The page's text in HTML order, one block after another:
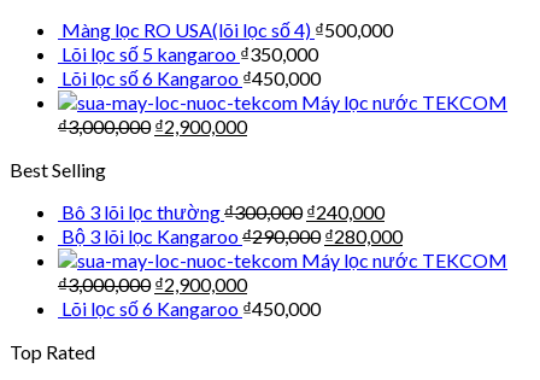
Màng lọc RO USA(lõi lọc số 4) ₫500,000
Lõi lọc số 5 kangaroo ₫350,000
Lõi lọc số 6 Kangaroo ₫450,000
Máy lọc nước TEKCOM
₫3,000,000 ₫2,900,000
Best Selling
Bô 3 lõi lọc thường₫300,000 ₫240,000
Bộ 3 lõi lọc Kangaroo₫290,000 ₫280,000
Máy lọc nước TEKCOM
₫3,000,000 ₫2,900,000
Lõi lọc số 6 Kangaroo ₫450,000
Top Rated